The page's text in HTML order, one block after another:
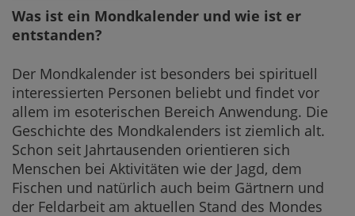
Was ist ein Mondkalender und wie ist er
entstanden?
Der Mondkalender ist besonders bei spirituell
interessierten Personen beliebt und findet vor
allem im esoterischen Bereich Anwendung. Die
Geschichte des Mondkalenders ist ziemlich alt.
Schon seit Jahrtausenden orientieren sich
Menschen bei Aktivitäten wie der Jagd, dem
Fischen und natürlich auch beim Gärtnern und
der Feldarbeit am aktuellen Stand des Mondes
Gießen
Düngen
Pflanzen
Ernten,